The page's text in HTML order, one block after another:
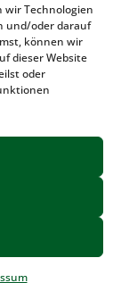
wir Technologien
und/oder darauf
können wir
dieser Website
oder
00